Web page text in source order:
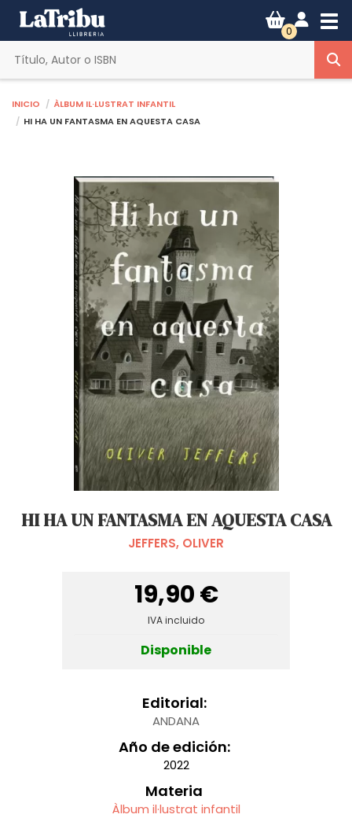
0
Inicio
Àlbum il·lustrat infantil
HI HA UN FANTASMA EN AQUESTA CASA
HI HA UN FANTASMA EN AQUESTA CASA
JEFFERS, OLIVER
19,90 €
IVA incluido
Disponible
Editorial:
ANDANA
Año de edición:
2022
Materia
Àlbum il·lustrat infantil